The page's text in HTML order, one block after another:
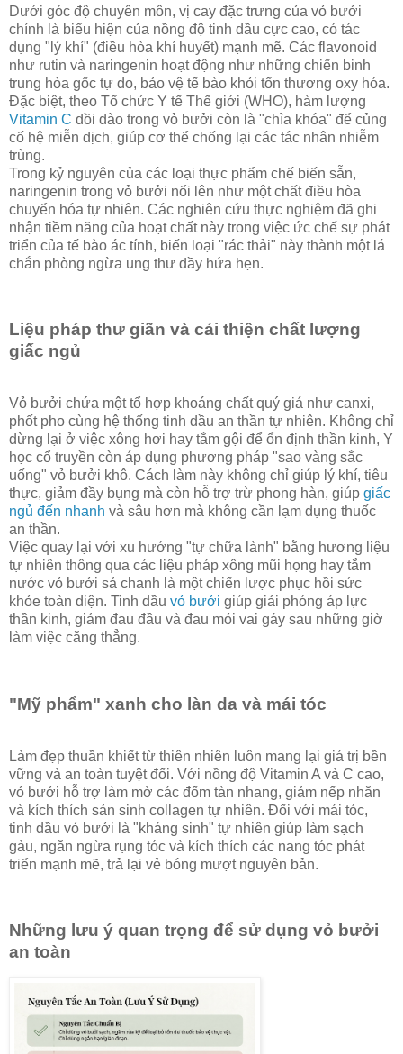
Dưới góc độ chuyên môn, vị cay đặc trưng của vỏ bưởi
chính là biểu hiện của nồng độ tinh dầu cực cao, có tác
dụng "lý khí" (điều hòa khí huyết) mạnh mẽ. Các flavonoid
như rutin và naringenin hoạt động như những chiến binh
trung hòa gốc tự do, bảo vệ tế bào khỏi tổn thương oxy hóa.
Đặc biệt, theo Tổ chức Y tế Thế giới (WHO), hàm lượng
Vitamin C dồi dào trong vỏ bưởi còn là "chìa khóa" để củng
cố hệ miễn dịch, giúp cơ thể chống lại các tác nhân nhiễm
trùng.
Trong kỷ nguyên của các loại thực phẩm chế biến sẵn,
naringenin trong vỏ bưởi nổi lên như một chất điều hòa
chuyển hóa tự nhiên. Các nghiên cứu thực nghiệm đã ghi
nhận tiềm năng của hoạt chất này trong việc ức chế sự phát
triển của tế bào ác tính, biến loại "rác thải" này thành một lá
chắn phòng ngừa ung thư đầy hứa hẹn.
Liệu pháp thư giãn và cải thiện chất lượng
giấc ngủ
Vỏ bưởi chứa một tổ hợp khoáng chất quý giá như canxi,
phốt pho cùng hệ thống tinh dầu an thần tự nhiên. Không chỉ
dừng lại ở việc xông hơi hay tắm gội để ổn định thần kinh, Y
học cổ truyền còn áp dụng phương pháp "sao vàng sắc
uống" vỏ bưởi khô. Cách làm này không chỉ giúp lý khí, tiêu
thực, giảm đầy bụng mà còn hỗ trợ trừ phong hàn, giúp giấc
ngủ đến nhanh và sâu hơn mà không cần lạm dụng thuốc
an thần.
Việc quay lại với xu hướng "tự chữa lành" bằng hương liệu
tự nhiên thông qua các liệu pháp xông mũi họng hay tắm
nước vỏ bưởi sả chanh là một chiến lược phục hồi sức
khỏe toàn diện. Tinh dầu vỏ bưởi giúp giải phóng áp lực
thần kinh, giảm đau đầu và đau mỏi vai gáy sau những giờ
làm việc căng thẳng.
"Mỹ phẩm" xanh cho làn da và mái tóc
Làm đẹp thuần khiết từ thiên nhiên luôn mang lại giá trị bền
vững và an toàn tuyệt đối. Với nồng độ Vitamin A và C cao,
vỏ bưởi hỗ trợ làm mờ các đốm tàn nhang, giảm nếp nhăn
và kích thích sản sinh collagen tự nhiên. Đối với mái tóc,
tinh dầu vỏ bưởi là "kháng sinh" tự nhiên giúp làm sạch
gàu, ngăn ngừa rụng tóc và kích thích các nang tóc phát
triển mạnh mẽ, trả lại vẻ bóng mượt nguyên bản.
Những lưu ý quan trọng để sử dụng vỏ bưởi
an toàn